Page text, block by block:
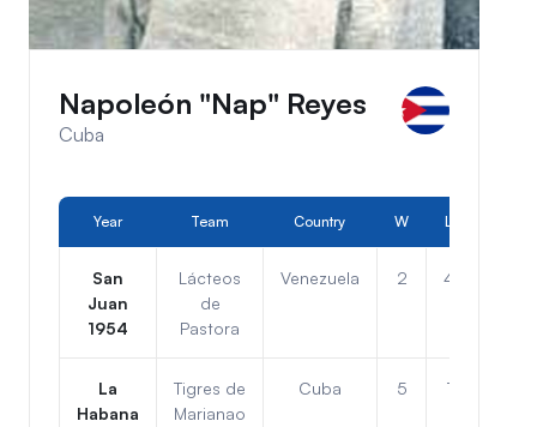
Napoleón "Nap" Reyes
Cuba
Year Team Country W L
San
Juan
1954
Lácteos
de
Pastora
Venezuela 2 4
La
Habana
Tigres de
Marianao
Cuba 5 1